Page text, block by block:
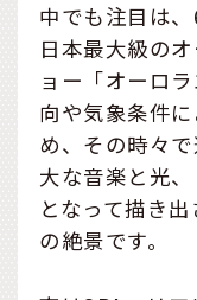
中でも注目は
日本最大級の
ョー「オーロ
向や気象条件
め、その時々
大な音楽と光
となって描き
の絶景です。